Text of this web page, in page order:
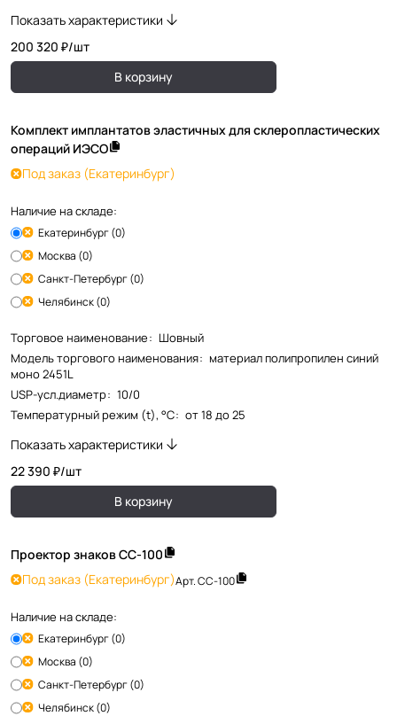
Показать характеристики
200 320 ₽/шт
В корзину
Комплект имплантатов эластичных для склеропластических
операций ИЭСО
Под заказ (Екатеринбург)
Наличие на складе:
Екатеринбург (0)
Москва (0)
Санкт-Петербург (0)
Челябинск (0)
Торговое наименование: Шовный
Модель торгового наименования: материал полипропилен синий
моно 2451L
USP-усл.диаметр: 10/0
Температурный режим (t), °С: от 18 до 25
Показать характеристики
22 390 ₽/шт
В корзину
Проектор знаков СС-100
Под заказ (Екатеринбург)Арт.СС-100
Наличие на складе:
Екатеринбург (0)
Москва (0)
Санкт-Петербург (0)
Челябинск (0)